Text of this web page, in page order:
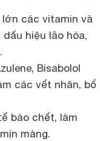
các vitamin và
hiệu lão hóa,
Bisabolol
các vết nhăn, bổ
bào chết, làm
màng.